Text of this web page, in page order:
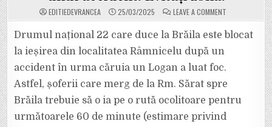
EDITIEDEVRANCEA 25/03/2025 LEAVE A COMMENT
DRUMUL
SPRE
BRĂILA
LUAT
ÎN
URMA
ACCIDENT.
Drumul național 22 care duce la Brăila este blocat
la ieșirea din localitatea Râmnicelu după un
accident în urma căruia un Logan a luat foc.
Astfel, șoferii care merg de la Rm. Sărat spre
Brăila trebuie să o ia pe o rută ocolitoare pentru
următoarele 60 de minute (estimare privind